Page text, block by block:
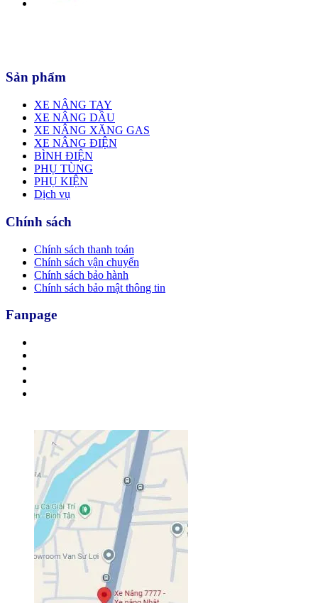
Sản phẩm
XE NÂNG TAY
XE NÂNG DẦU
XE NÂNG XĂNG GAS
XE NÂNG ĐIỆN
BÌNH ĐIỆN
PHỤ TÙNG
PHỤ KIỆN
Dịch vụ
Chính sách
Chính sách thanh toán
Chính sách vận chuyển
Chính sách bảo hành
Chính sách bảo mật thông tin
Fanpage